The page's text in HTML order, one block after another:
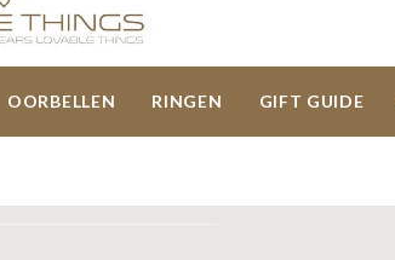
OORBELLEN RINGEN GIFT GUIDE